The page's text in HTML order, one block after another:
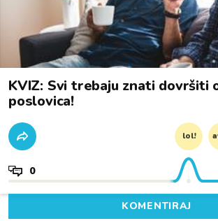
KVIZ: Svi trebaju znati dovršiti
poslovica!
lol!
0
KOMENTIRAJ